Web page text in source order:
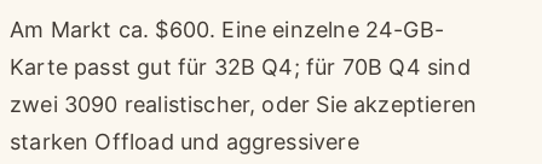
Am Markt ca. $600. Eine einzelne 24-GB-
Karte passt gut für 32B Q4; für 70B Q4 sind
zwei 3090 realistischer, oder Sie akzeptieren
starken Offload und aggressivere